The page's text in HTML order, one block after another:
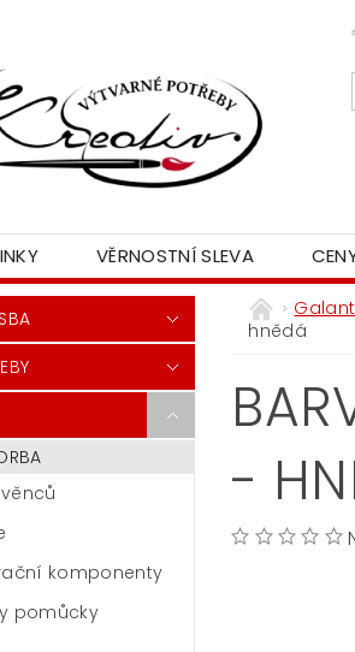
VĚRNOSTNÍ SLEVA
komponenty
pomůcky
hnědá
-